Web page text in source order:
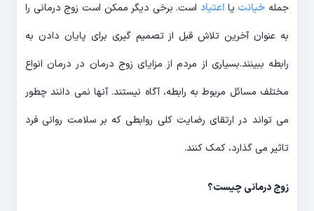
جمله خیانت یا اعتیاد است. برخی دیگر ممکن است زوج درمانی را
به عنوان آخرین تلاش قبل از تصمیم گیری برای پایان دادن به
رابطه ببینند.بسیاری از مردم از مزایای زوج درمان در درمان انواع
مختلف مسائل مربوط به رابطه، آگاه نیستند. آنها نمی دانند چطور
می تواند در ارتقای رضایت کلی روابطی که بر سلامت روانی فرد
تاثیر می گذارد، کمک کنند.
زوج درمانی چیست؟